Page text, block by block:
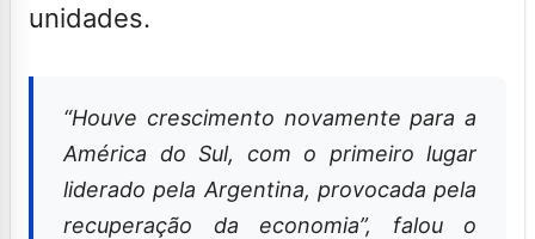
unidades.
“Houve crescimento novamente para a
América do Sul, com o primeiro lugar
liderado pela Argentina, provocada pela
recuperação da economia”, falou o